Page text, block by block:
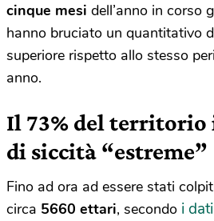
cinque mesi dell’anno in corso
hanno bruciato un quantitativo
superiore rispetto allo stesso
anno.
Il 73% del
di siccità “estreme”
Fino ad ora ad essere stati
circa 5660 ettari, secondo i